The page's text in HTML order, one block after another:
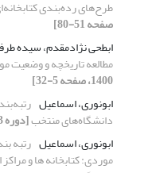
طرح‌های رده‌بندی
صفحه 51-80]
ابطحی نژادمقدم، سیده
مطالعه تاریخچه و وضعیت
1400، صفحه 5-32]
ابونوری، اسماعیل
دانشگاه‌های منتخب[دوره 13، شماره 4، 1389، صفحه 143-171]
ابونوری، اسماعیل رتبه
موردی: کتابخانه ها و